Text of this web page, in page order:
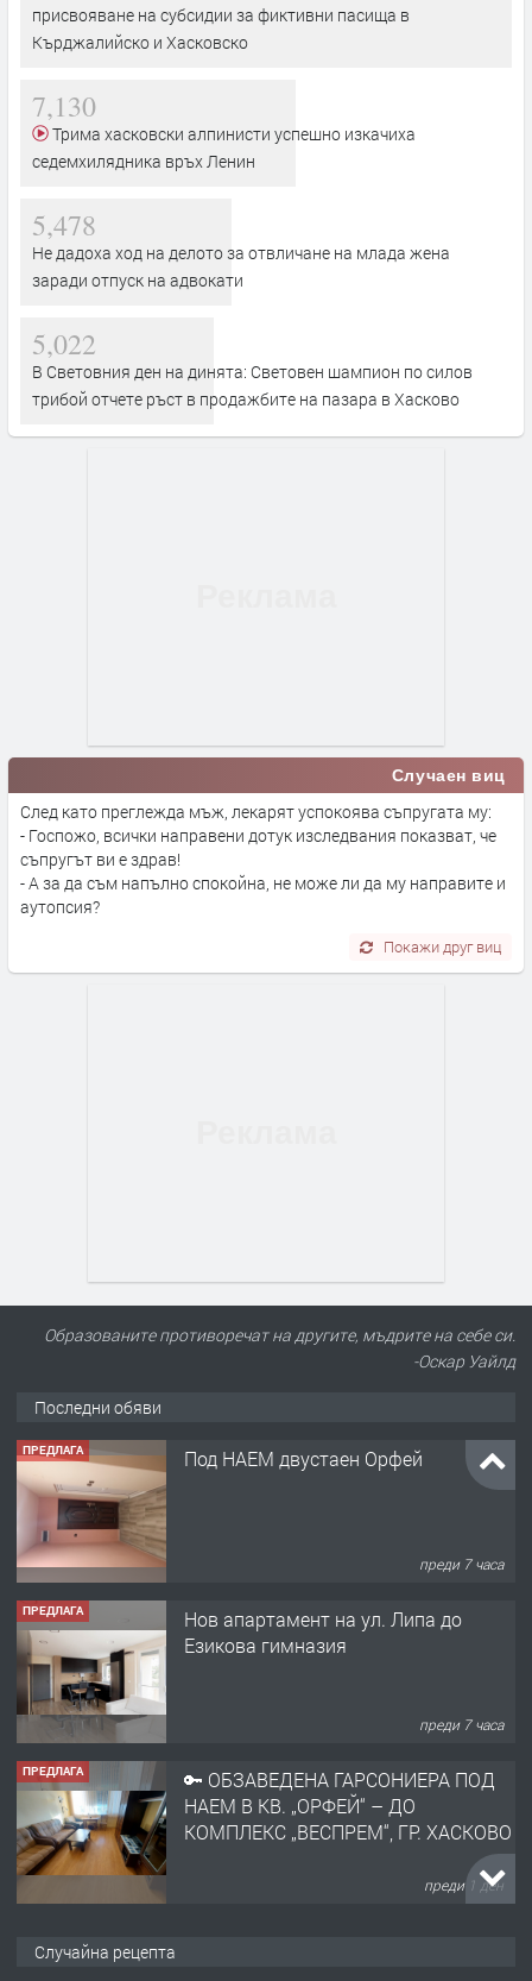
присвояване на субсидии за фиктивни пасища в
Кърджалийско и Хасковско
7,130
седемхилядника връх Ленин
5,478
Не дадоха ход на делото за отвличане на млада жена
заради отпуск на адвокати
5,022
В Световния ден на динята: Световен шампион по силов
трибой отчете ръст в продажбите на пазара в Хасково
Случаен виц
След като преглежда мъж, лекарят успокоява съпругата му:
- Госпожо, всички направени дотук изследвания показват, че
съпругът ви е здрав!
- А за да съм напълно спокойна, не може ли да му направите и
аутопсия?
Покажи друг виц
Образованите противоречат на другите, мъдрите на себе си.
-Оскар Уайлд
Последни обяви
ПРЕДЛАГА
Нов апартамент на ул. Липа до
ПРЕДЛАГА
🔑 ОБЗАВЕДЕНА ГАРСОНИЕРА ПОД
КОМПЛЕКС „ВЕСПРЕМ“, ГР. ХАСКОВО
преди 1 ден
ПРЕДЛАГА
Случайна рецепта